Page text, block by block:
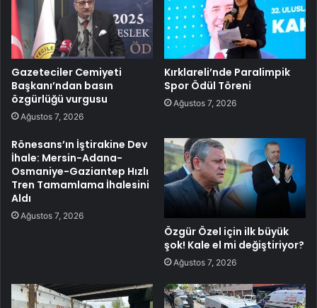
Gazeteciler Cemiyeti
Başkanı’ndan basın
özgürlüğü vurgusu
Ağustos 7, 2026
Kırklareli’nde Paralimpik
Spor Ödül Töreni
Ağustos 7, 2026
Rönesans’ın İştirakine Dev
İhale: Mersin-Adana-
Osmaniye-Gaziantep Hızlı
Tren Tamamlama İhalesini
Aldı
Ağustos 7, 2026
Özgür Özel için ilk büyük
şok! Kale el mi değiştiriyor?
Ağustos 7, 2026